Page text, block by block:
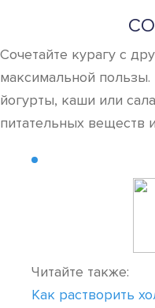
Сочетайте курагу с
максимальной
йогурты, каши или
питательных веществ
Читайте также:
Как растворить